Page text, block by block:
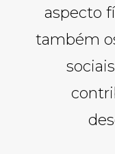
aspecto
também